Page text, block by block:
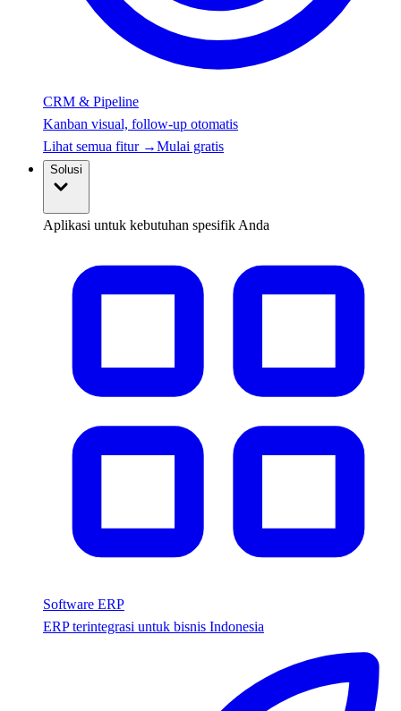
CRM & Pipeline
Kanban visual, follow-up otomatis
Lihat semua fitur→Mulai gratis
Solusi
Aplikasi untuk kebutuhan spesifik Anda
Software ERP
ERP terintegrasi untuk bisnis Indonesia